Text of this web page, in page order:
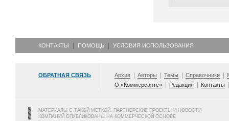
КОНТАКТЫ ПОМОЩЬ УСЛОВИЯ ИСПОЛЬЗОВАНИЯ
ОБРАТНАЯ СВЯЗЬ Архив Авторы Темы Справочники
О «Коммерсанте»
Редакция Контакты
МАТЕРИАЛЫ С ТАКОЙ МЕТКОЙ, ПАРТНЕРСКИЕ ПРОЕКТЫ И НОВОСТИ
КОМПАНИЙ ОПУБЛИКОВАНЫ НА КОММЕРЧЕСКОЙ ОСНОВЕ